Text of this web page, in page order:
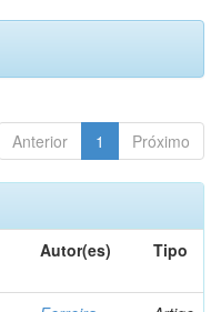
Anterior 1 Próximo
Autor(es) Tipo